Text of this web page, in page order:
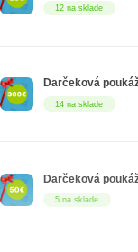
12 na sklade
14 na sklade
Darčeková
5 na sklade
Darčeková